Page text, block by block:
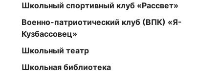
Школьный спортивный клуб «Рассвет»
Военно-патриотический клуб (ВПК) «Я-
Кузбассовец»
Школьный театр
Школьная библиотека